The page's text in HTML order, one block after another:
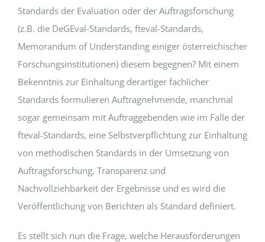
Standards der Evaluation oder der Auftragsforschung
(z.B. die DeGEval-Standards, fteval-Standards,
Memorandum of Understanding einiger österreichischer
Forschungsinstitutionen) diesem begegnen? Mit einem
Bekenntnis zur Einhaltung derartiger fachlicher
Standards formulieren Auftragnehmende, manchmal
sogar gemeinsam mit Auftraggebenden wie im Falle der
fteval-Standards, eine Selbstverpflichtung zur Einhaltung
von methodischen Standards in der Umsetzung von
Auftragsforschung, Transparenz und
Nachvollziehbarkeit der Ergebnisse und es wird die
Veröffentlichung von Berichten als Standard definiert.
Es stellt sich nun die Frage, welche Herausforderungen